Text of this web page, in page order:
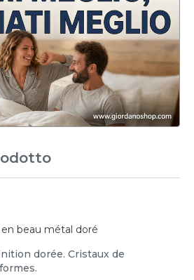
beau métal doré
dorée. Cristaux de